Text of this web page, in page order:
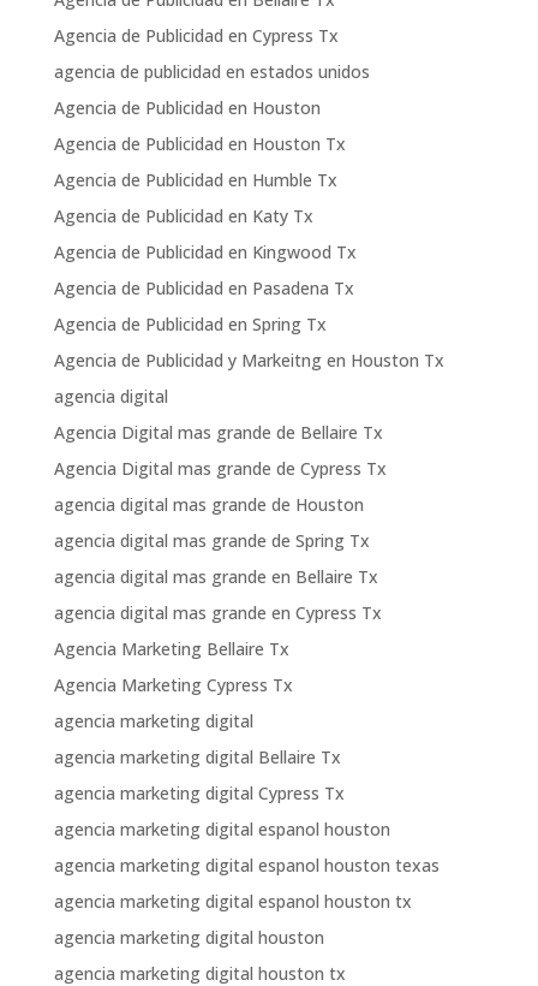
Agencia de Publicidad en Cypress Tx
agencia de publicidad en estados unidos
Agencia de Publicidad en Houston
Agencia de Publicidad en Houston Tx
Agencia de Publicidad en Humble Tx
Agencia de Publicidad en Katy Tx
Agencia de Publicidad en Kingwood Tx
Agencia de Publicidad en Pasadena Tx
Agencia de Publicidad en Spring Tx
Agencia de Publicidad y Markeitng en Houston Tx
agencia digital
Agencia Digital mas grande de Bellaire Tx
Agencia Digital mas grande de Cypress Tx
agencia digital mas grande de Houston
agencia digital mas grande de Spring Tx
agencia digital mas grande en Bellaire Tx
agencia digital mas grande en Cypress Tx
Agencia Marketing Bellaire Tx
Agencia Marketing Cypress Tx
agencia marketing digital
agencia marketing digital Bellaire Tx
agencia marketing digital Cypress Tx
agencia marketing digital espanol houston
agencia marketing digital espanol houston texas
agencia marketing digital espanol houston tx
agencia marketing digital houston
agencia marketing digital houston tx